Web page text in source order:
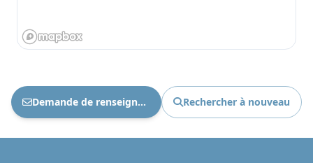
Demande de renseignements Ref : 1905 Rechercher à nouveau